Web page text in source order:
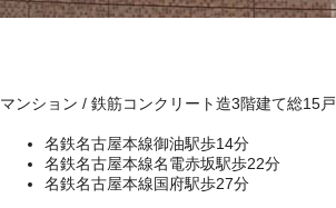
マンション / 鉄筋コンクリート造3階建て総15戸
名鉄名古屋本線御油駅歩14分
名鉄名古屋本線名電赤坂駅歩22分
名鉄名古屋本線国府駅歩27分